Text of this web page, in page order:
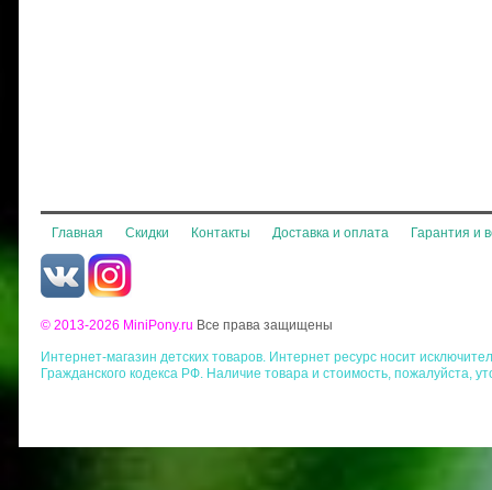
Главная Скидки Контакты Доставка и оплата Гарантия и
© 2013-2026 MiniPony.ru Все права защищены
Интернет-магазин детских товаров. Интернет ресурс носит
Гражданского кодекса РФ. Наличие товара и стоимость, пожалуйста,